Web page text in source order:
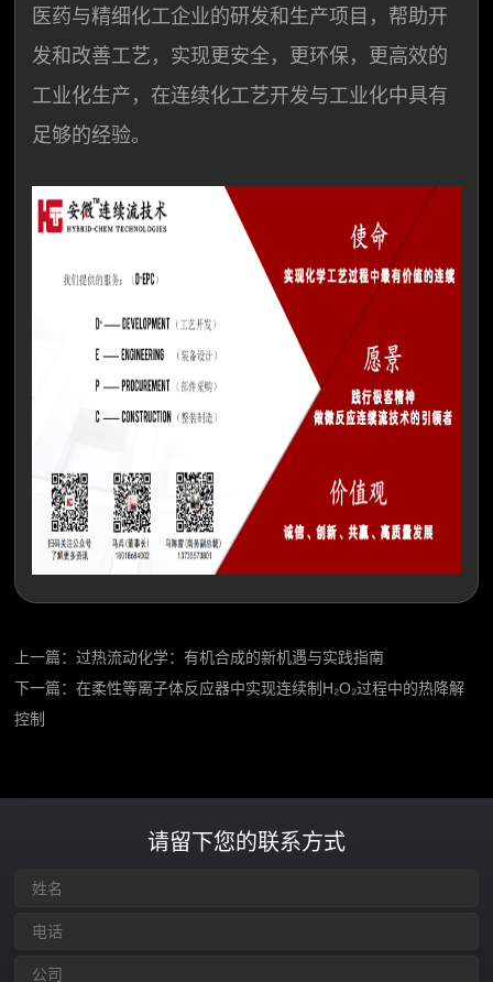
医药与精细化工企业的研发和生产项目，帮助开
发和改善工艺，实现更安全，更环保，更高效的
工业化生产，在连续化工艺开发与工业化中具有
足够的经验。
上一篇：过热流动化学：有机合成的新机遇与实践指南
下一篇：在柔性等离子体反应器中实现连续制H₂O₂过程中的热降解
控制
请留下您的联系方式